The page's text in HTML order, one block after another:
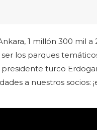
1 millón 300 mil
los parques
presidente turco
a nuestros socios: